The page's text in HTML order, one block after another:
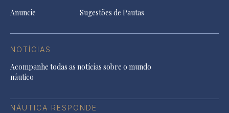
Anuncie
Sugestões de Pautas
NOTÍCIAS
Acompanhe todas as notícias sobre o mundo
náutico
NÁUTICA RESPONDE